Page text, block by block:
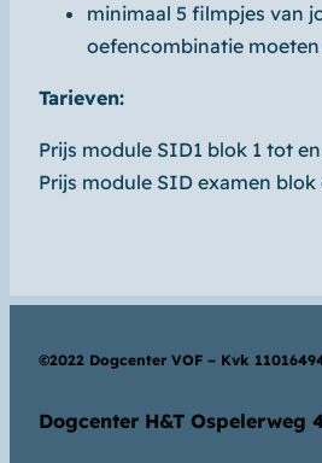
minimaal 5 filmpjes van
oefencombinatie
Tarieven:
Prijs module SID1 blok 1 tot
Prijs module SID examen blok
©2022 Dogcenter VOF – Kvk
Dogcenter H&T Ospelerweg